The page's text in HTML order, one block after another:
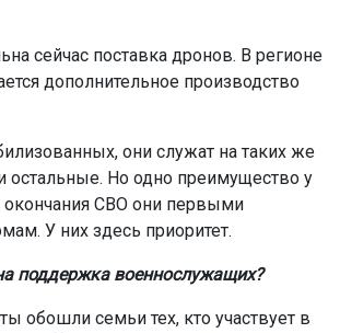
сейчас поставка дронов. В регионе
дополнительное производство
они служат на таких же
остальные. Но одно преимущество у
окончания СВО они первыми
У них здесь приоритет.
поддержка военнослужащих?
обошли семьи тех, кто участвует в